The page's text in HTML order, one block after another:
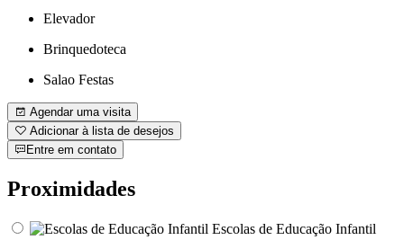
Elevador
Brinquedoteca
Salao Festas
Agendar uma visita
Adicionar à lista de desejos
Entre em contato
Proximidades
Escolas de Educação Infantil